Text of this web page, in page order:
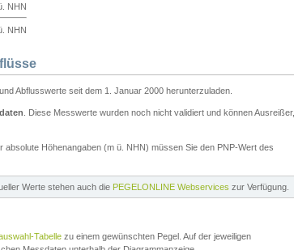
NHN
NHN
Abflusswerte seit dem 1. Januar 2000 herunterzuladen.
. Diese Messwerte wurden noch nicht validiert und können Ausreißer,
absolute Höhenangaben (m ü. NHN) müssen Sie den PNP-Wert des
Werte stehen auch die PEGELONLINE Webservices zur Verfügung.
Tabelle zu einem gewünschten Pegel. Auf der jeweiligen